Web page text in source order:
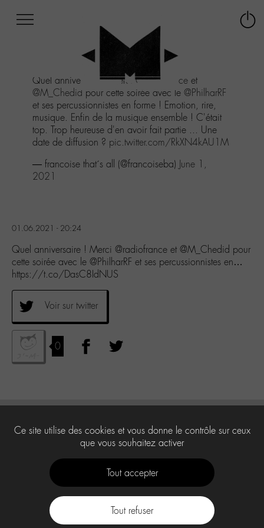
au
menu
Aller
contenu
Aller
recherche
Quel anniversaire ! Merci@radiofrance et
@M_Chedid pour cette soirée avec le @PhilharRF
et ses percussionnistes en forme ! Emotion, rire,
musique. Enfin de la musique ensemble ! C'était
top. Trop heureuse d'en avoir fait partie ... Une
date de diffusion ? pic.twitter.com/RkXN4kAU1M
— francoise that´s all (@francoiseba) June 1,
2021
01.06.2021 - 20:24
Quel anniversaire ! Merci @radiofrance et @M_Chedid pour
cette soirée avec le @PhilharRF et ses percussionnistes en…
https://t.co/DasC8IdNUS
Voir sur twitter
0
Ce site utilise des cookies et vous donne le contrôle sur ceux
que vous souhaitez activer
Tout accepter
Tout refuser